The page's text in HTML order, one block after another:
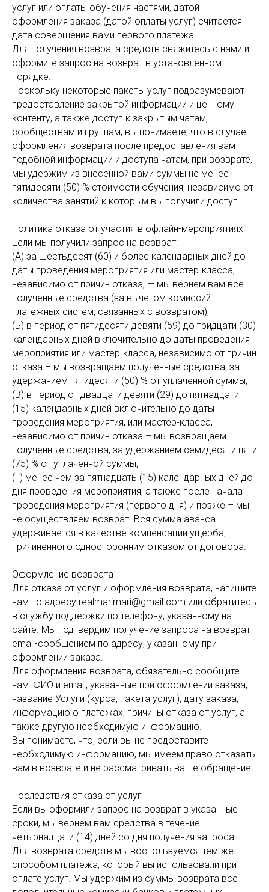
услуг или оплаты обучения частями, датой
оформления заказа (датой оплаты услуг) считается
дата совершения вами первого платежа.
Для получения возврата средств свяжитесь с нами и
оформите запрос на возврат в установленном
порядке.
Поскольку некоторые пакеты услуг подразумевают
предоставление закрытой информации и ценному
контенту, а также доступ к закрытым чатам,
сообществам и группам, вы понимаете, что в случае
оформления возврата после предоставления вам
подобной информации и доступа чатам, при возврате,
мы удержим из внесенной вами суммы не менее
пятидесяти (50) % стоимости обучения, независимо от
количества занятий к которым вы получили доступ.
Политика отказа от участия в офлайн-мероприятиях
Если мы получили запрос на возврат:
(А) за шестьдесят (60) и более календарных дней до
даты проведения мероприятия или мастер-класса,
независимо от причин отказа, — мы вернем вам все
полученные средства (за вычетом комиссий
платежных систем, связанных с возвратом);
(Б) в период от пятидесяти девяти (59) до тридцати (30)
календарных дней включительно до даты проведения
мероприятия или мастер-класса, независимо от причин
отказа – мы возвращаем полученные средства, за
удержанием пятидесяти (50) % от уплаченной суммы;
(В) в период от двадцати девяти (29) до пятнадцати
(15) календарных дней включительно до даты
проведения мероприятия, или мастер-класса,
независимо от причин отказа – мы возвращаем
полученные средства, за удержанием семидесяти пяти
(75) % от уплаченной суммы;
(Г) менее чем за пятнадцать (15) календарных дней до
дня проведения мероприятия, а также после начала
проведения мероприятия (первого дня) и позже – мы
не осуществляем возврат. Вся сумма аванса
удерживается в качестве компенсации ущерба,
причиненного односторонним отказом от договора.
Оформление возврата
Для отказа от услуг и оформления возврата, напишите
нам по адресу realmarimari@gmail.com или обратитесь
в службу поддержки по телефону, указанному на
сайте. Мы подтвердим получение запроса на возврат
email-сообщением по адресу, указанному при
оформлении заказа.
Для оформления возврата, обязательно сообщите
нам: ФИО и email, указанные при оформлении заказа;
название Услуги (курса, пакета услуг); дату заказа;
информацию о платежах; причины отказа от услуг, а
также другую необходимую информацию.
Вы понимаете, что, если вы не предоставите
необходимую информацию, мы имеем право отказать
вам в возврате и не рассматривать ваше обращение.
Последствия отказа от услуг
Если вы оформили запрос на возврат в указанные
сроки, мы вернем вам средства в течение
четырнадцати (14) дней со дня получения запроса.
Для возврата средств мы воспользуемся тем же
способом платежа, который вы использовали при
оплате услуг. Мы удержим из суммы возврата все